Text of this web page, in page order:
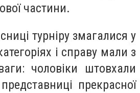
частини.
турніру змагалися у
і справу мали з
чоловіки штовхали
прекрасної